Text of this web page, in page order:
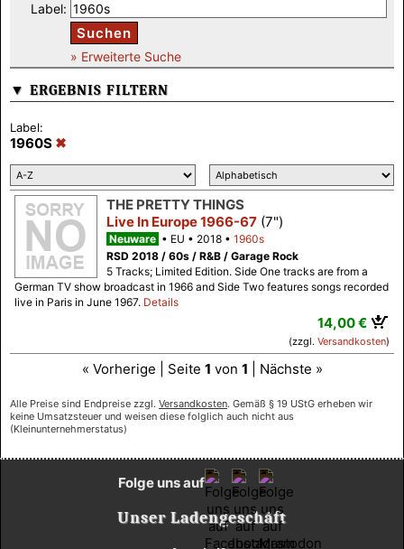
Label:
Suchen
» Erweiterte Suche
▼ ERGEBNIS FILTERN
Label:
1960S
THE PRETTY THINGS
Live In Europe 1966-67 (7")
Neuware EU 2018
1960s
RSD 2018 / 60s / R&B / Garage Rock
5 Tracks; Limited Edition. Side One tracks are from a
German TV show broadcast in 1966 and Side Two features songs recorded
live in Paris in June 1967. Details
14,00 €
(zzgl. Versandkosten)
« Vorherige | Seite 1 von 1 | Nächste »
Alle Preise sind Endpreise zzgl. Versandkosten. Gemäß § 19 UStG erheben wir
keine Umsatzsteuer und weisen diese folglich auch nicht aus
(Kleinunternehmerstatus)
Unser Ladengeschäft
Folge uns auf